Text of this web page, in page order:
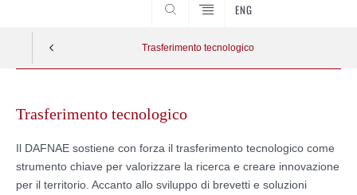
ENG
Trasferimento tecnologico
contentTrasferimento tecnologico
Il DAFNAE sostiene con forza il trasferimento tecnologico come
strumento chiave per valorizzare la ricerca e creare innovazione
per il territorio. Accanto allo sviluppo di brevetti e soluzioni